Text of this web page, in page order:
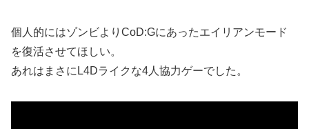
個人的にはゾンビよりCoD:Gにあったエイリアンモード
を復活させてほしい。
あれはまさにL4Dライクな4人協力ゲーでした。